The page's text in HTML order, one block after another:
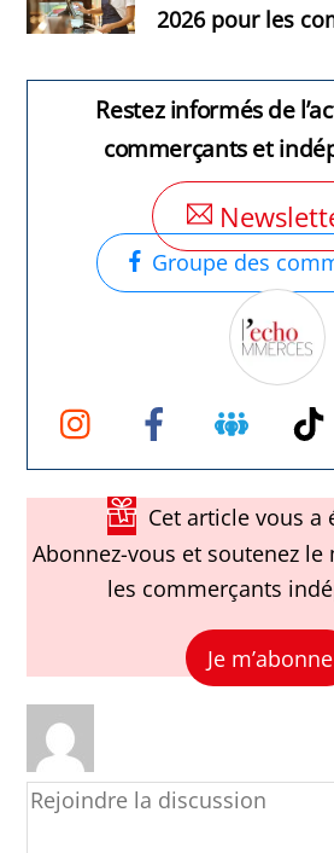
2026 pour les
Restez informés de
commerçants et
Groupe des
Instagram Facebook Groupe
Cet article vous a
Abonnez-vous et soutenez
les commerçants
Je m’abonne